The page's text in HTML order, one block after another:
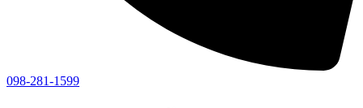
098-281-1599